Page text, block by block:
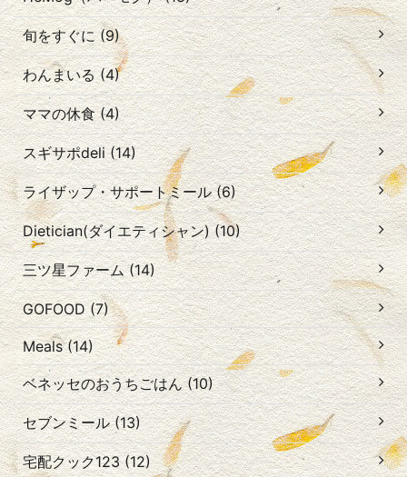
旬をすぐに (9)
わんまいる (4)
ママの休食 (4)
スギサポdeli (14)
ライザップ・サポートミール (6)
Dietician(ダイエティシャン) (10)
三ツ星ファーム (14)
GOFOOD (7)
Meals (14)
ベネッセのおうちごはん (10)
セブンミール (13)
宅配クック123 (12)